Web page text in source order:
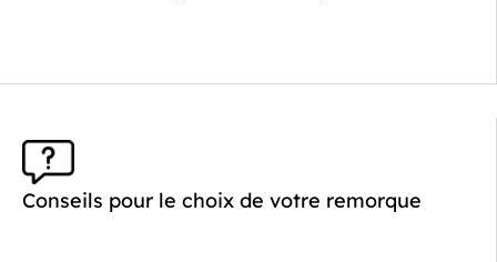
Conseils pour le choix de votre remorque